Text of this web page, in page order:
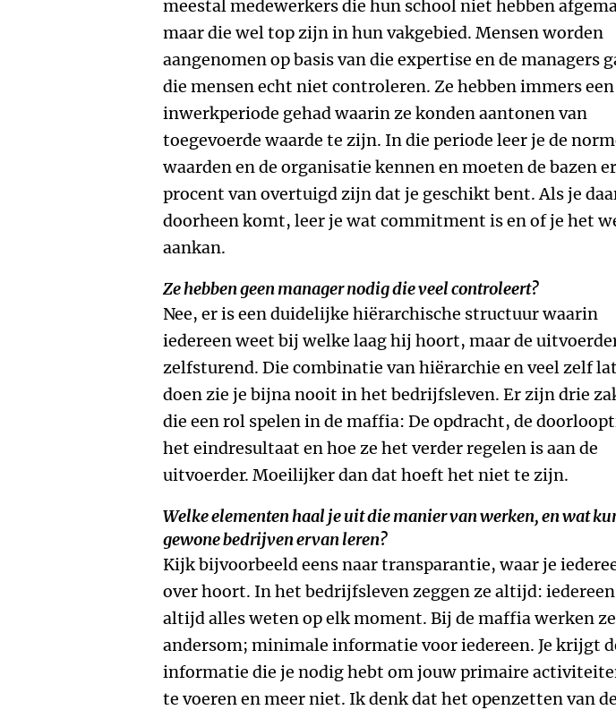
meestal medewerkers die hun school niet hebben
maar die wel top zijn in hun vakgebied. Mensen worden
aangenomen op basis van die expertise en de managers
die mensen echt niet controleren. Ze hebben immers
inwerkperiode gehad waarin ze konden aantonen van
toegevoerde waarde te zijn. In die periode leer je de
waarden en de organisatie kennen en moeten de bazen
procent van overtuigd zijn dat je geschikt bent. Als je
doorheen komt, leer je wat commitment is en of je het
aankan.
Ze hebben geen manager nodig die veel controleert?
Nee, er is een duidelijke hiërarchische structuur waarin
iedereen weet bij welke laag hij hoort, maar de
zelfsturend. Die combinatie van hiërarchie en veel zelf
doen zie je bijna nooit in het bedrijfsleven. Er zijn drie
die een rol spelen in de maffia: De opdracht, de
het eindresultaat en hoe ze het verder regelen is aan de
uitvoerder. Moeilijker dan dat hoeft het niet te zijn.
Welke elementen haal je uit die manier van werken, en wat
gewone bedrijven ervan leren?
Kijk bijvoorbeeld eens naar transparantie, waar je
over hoort. In het bedrijfsleven zeggen ze altijd:
altijd alles weten op elk moment. Bij de maffia werken ze
andersom; minimale informatie voor iedereen. Je krijgt
informatie die je nodig hebt om jouw primaire
te voeren en meer niet. Ik denk dat het openzetten van de